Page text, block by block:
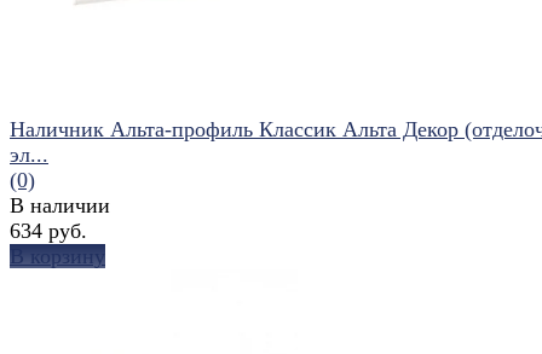
Наличник Альта-профиль Классик Альта Декор
эл...
(0)
В наличии
634 руб.
В корзину